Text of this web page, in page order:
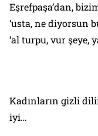
Eşrefpaşa’dan,
‘usta, ne diyorsun
‘al turpu, vur şeye,
Kadınların gizli
iyi…